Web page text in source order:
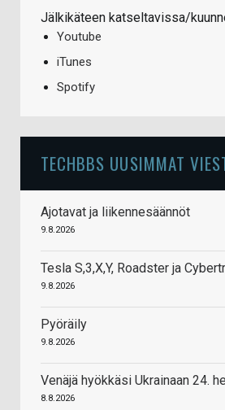
Jälkikäteen katseltavissa/
Youtube
iTunes
Spotify
TECHBBS UUSIMMAT
Ajotavat ja liikennesäännöt
9.8.2026
Tesla S,3,X,Y, Roadster ja
9.8.2026
Pyöräily
9.8.2026
Venäjä hyökkäsi Ukrainaan 24.
8.8.2026